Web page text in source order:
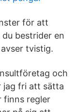
för att
bestrider en
tvistig.
och
jag fri att sätta
finns regler